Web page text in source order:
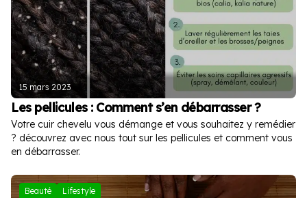
15 mars 2023
Les pellicules : Comment s’en débarrasser ?
Votre cuir chevelu vous démange et vous souhaitez y remédier
? découvrez avec nous tout sur les pellicules et comment vous
en débarrasser.
Beauté Lifestyle